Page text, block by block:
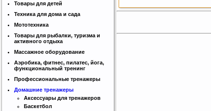
Товары для детей
Техника для дома и сада
Мототехника
Товары для рыбалки, туризма и
активного отдыха
Массажное оборудование
Аэробика, фитнес, пилатес, йога,
функциональный тренинг
Профессиональные тренажеры
Домашние тренажеры
Аксессуары для тренажеров
Баскетбол